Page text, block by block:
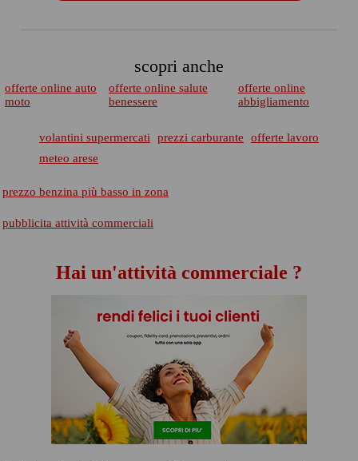
scopri anche
offerte online auto
moto
offerte online salute
benessere
offerte online
abbigliamento
volantini supermercati prezzi carburante
offerte lavoro
meteo arese
prezzo benzina più basso in zona
pubblicita attività commerciali
Hai un'attività commerciale ?